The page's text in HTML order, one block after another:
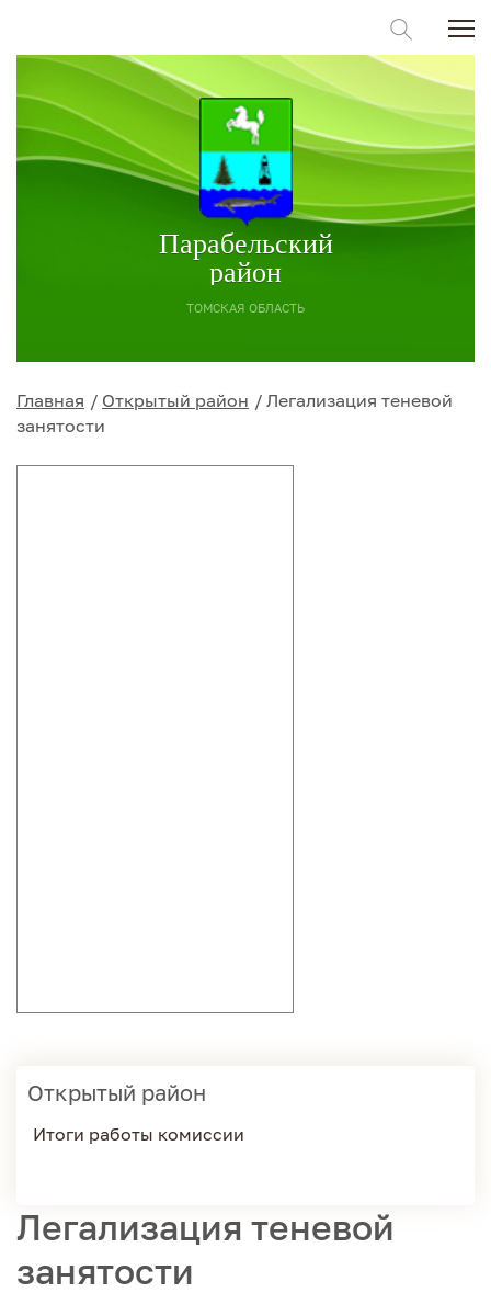
Парабельский
район
ТОМСКАЯ ОБЛАСТЬ
Главная Открытый район
Легализация теневой
занятости
Открытый район
Итоги работы комиссии
Легализация теневой
занятости